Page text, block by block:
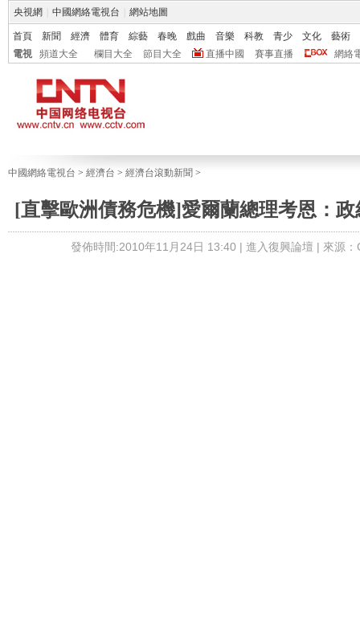
央視網 中國網絡電視台 網站地圖
首頁 新聞 經濟 體育 綜藝 春晚 戲曲 音樂 科教 青少 文化
藝術
電視
頻道大全 欄目大全 節目大全 直播中國 賽事直播 網絡
中國網絡電視台 > 經濟台 > 經濟台滾動新聞 >
[直擊歐洲債務危機]愛爾蘭總理考恩：
發佈時間:2010年11月24日 13:40 | 進入復興論壇 | 來源：